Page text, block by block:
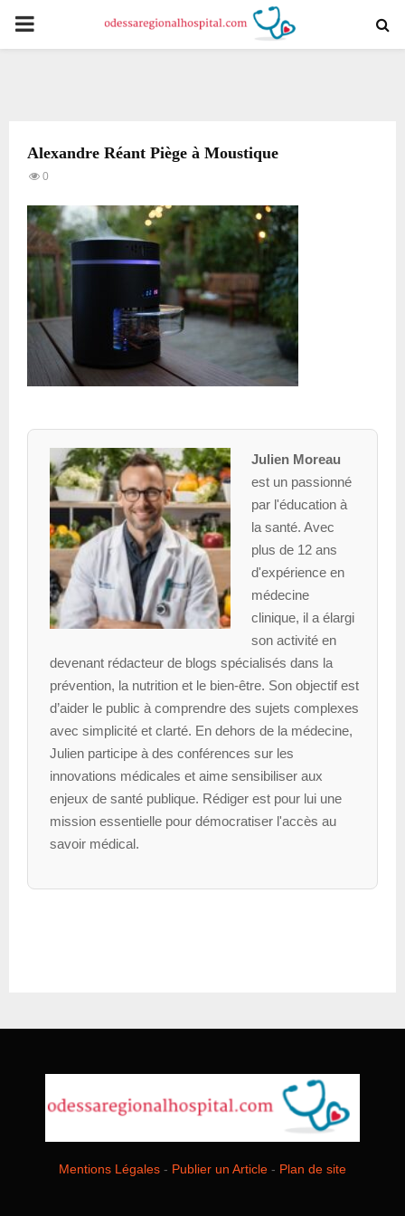
PRIMARY
Alexandre Réant Piège à Moustique
0
Julien Moreau
est un passionné
par l'éducation à
la santé. Avec
plus de 12 ans
d'expérience en
médecine
clinique, il a élargi
son activité en
devenant rédacteur de blogs spécialisés dans la
prévention, la nutrition et le bien-être. Son objectif est
d’aider le public à comprendre des sujets complexes
avec simplicité et clarté. En dehors de la médecine,
Julien participe à des conférences sur les
innovations médicales et aime sensibiliser aux
enjeux de santé publique. Rédiger est pour lui une
mission essentielle pour démocratiser l'accès au
savoir médical.
Mentions Légales - Publier un Article - Plan de site